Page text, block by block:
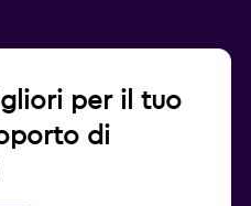
per il tuo
di